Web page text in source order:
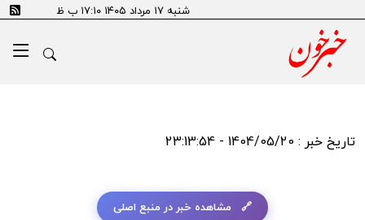
شنبه ۱۷ مرداد ۱۴۰۵ ۱۷:۱۰ ب ظ
تاریخ خبر : 1404/05/20 - 23:13:54
مشاهده خبر در منبع اصلی